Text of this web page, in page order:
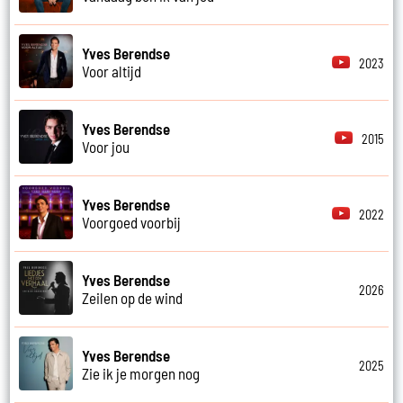
Yves Berendse
Voor altijd
2023
Yves Berendse
Voor jou
2015
Yves Berendse
Voorgoed voorbij
2022
Yves Berendse
Zeilen op de wind
2026
Yves Berendse
Zie ik je morgen nog
2025